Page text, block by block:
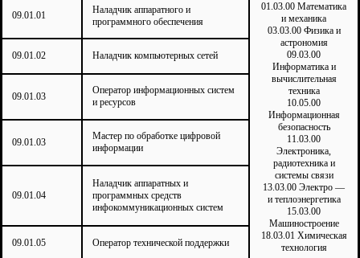
09.01.01
Наладчик аппаратного и
программного обеспечения
01.03.00 Математика
и механика
03.03.00 Физика и
астрономия
09.03.00
Информатика и
вычислительная
техника
10.05.00
Информационная
безопасность
11.03.00
Электроника,
радиотехника и
системы связи
13.03.00 Электро —
и теплоэнергетика
15.03.00
Машиностроение
18.03.01 Химическая
технология
09.01.02 Наладчик компьютерных сетей
09.01.03
Оператор информационных систем
и ресурсов
09.01.03
Мастер по обработке цифровой
информации
09.01.04
Наладчик аппаратных и
программных средств
инфокоммуникационных систем
09.01.05 Оператор технической поддержки